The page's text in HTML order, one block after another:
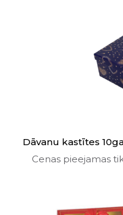
Dāvanu kastītes
Cenas pieejamas